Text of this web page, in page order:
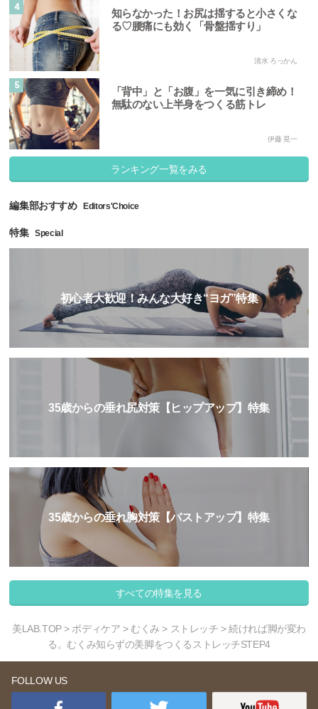
4
知らなかった！お尻は揺すると小さくな
る♡腰痛にも効く「骨盤揺すり」
清水 ろっかん
5
「背中」と「お腹」を一気に引き締め！
無駄のない上半身をつくる筋トレ
伊藤 晃一
ランキング一覧をみる
編集部おすすめ Editors'Choice
特集 Special
初心者大歓迎！みんな大好き“ヨガ”特集
35歳からの垂れ尻対策【ヒップアップ】特集
35歳からの垂れ胸対策【バストアップ】特集
すべての特集を見る
美LAB.TOP> ボディケア > むくみ > ストレッチ > 続ければ脚が変わ
る。むくみ知らずの美脚をつくるストレッチSTEP4
FOLLOW US